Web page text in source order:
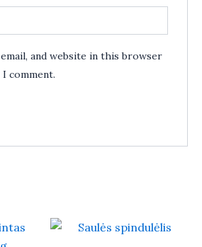
email, and website in this browser
comment.